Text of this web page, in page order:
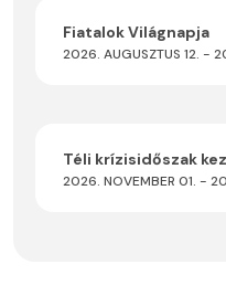
Fiatalok Világnapja
2026. AUGUSZTUS 12. -
Téli krízisidőszak
2026. NOVEMBER 01. -